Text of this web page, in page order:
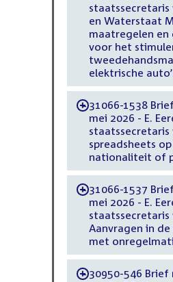
en Waterstaat
maatregelen en
voor het
elektrische
-31066-1538
mei 2026 - E.
staatssecretaris
spreadsheets op
nationaliteit of
-31066-1537
mei 2026 - E.
staatssecretaris
Aanvragen in
met
-30950-546 Brief